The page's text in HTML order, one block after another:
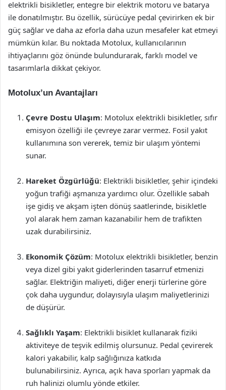
elektrikli bisikletler, entegre bir elektrik motoru ve batarya
ile donatılmıştır. Bu özellik, sürücüye pedal çevirirken ek bir
güç sağlar ve daha az eforla daha uzun mesafeler kat etmeyi
mümkün kılar. Bu noktada Motolux, kullanıcılarının
ihtiyaçlarını göz önünde bulundurarak, farklı model ve
tasarımlarla dikkat çekiyor.
Motolux’un Avantajları
Çevre Dostu Ulaşım: Motolux elektrikli bisikletler, sıfır
emisyon özelliği ile çevreye zarar vermez. Fosil yakıt
kullanımına son vererek, temiz bir ulaşım yöntemi
sunar.
Hareket Özgürlüğü: Elektrikli bisikletler, şehir içindeki
yoğun trafiği aşmanıza yardımcı olur. Özellikle sabah
işe gidiş ve akşam işten dönüş saatlerinde, bisikletle
yol alarak hem zaman kazanabilir hem de trafikten
uzak durabilirsiniz.
Ekonomik Çözüm: Motolux elektrikli bisikletler, benzin
veya dizel gibi yakıt giderlerinden tasarruf etmenizi
sağlar. Elektriğin maliyeti, diğer enerji türlerine göre
çok daha uygundur, dolayısıyla ulaşım maliyetlerinizi
de düşürür.
Sağlıklı Yaşam: Elektrikli bisiklet kullanarak fiziki
aktiviteye de teşvik edilmiş olursunuz. Pedal çevirerek
kalori yakabilir, kalp sağlığınıza katkıda
bulunabilirsiniz. Ayrıca, açık hava sporları yapmak da
ruh halinizi olumlu yönde etkiler.